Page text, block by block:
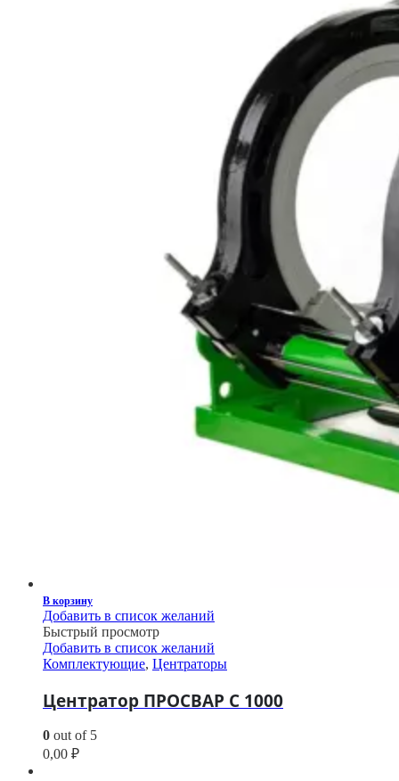
В корзину
Добавить в список желаний
Быстрый просмотр
Добавить в список желаний
Комплектующие, Центраторы
Центратор ПРОСВАР С 1000
0 out of 5
0,00 ₽